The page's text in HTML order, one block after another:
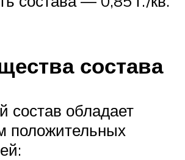
состава
состав обладает
положительных